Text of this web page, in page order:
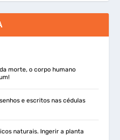
morte, o corpo humano
e escritos nas cédulas
naturais. Ingerir a planta